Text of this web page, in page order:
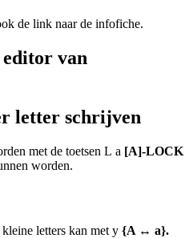
de link naar de infofiche.
van
letter schrijven
met de toetsen L a [A]-LOCK
worden.
letters kan met y {A ↔ a}.